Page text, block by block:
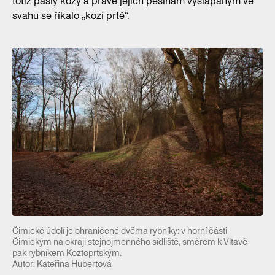
svahu se říkalo „kozí prtě“.
Čimické údolí je ohraničené dvěma rybníky: v horní části
Čimickým na okraji stejnojmenného sídliště, směrem k Vltavě
pak rybníkem Koztoprtským.
Autor: Kateřina Hubertová